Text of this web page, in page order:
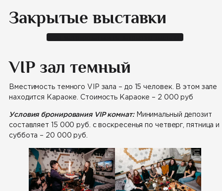
Закрытые выставки
Зарегистрироваться на закрытую выставку
VIP зал темный
Вместимость темного VIP зала – до 15 человек. В этом зале
находится Караоке. Стоимость Караоке – 2 000 руб
Условия бронирования VIP комнат: Минимальный депозит
составляет 15 000 руб. с воскресенья по четверг, пятница и
суббота – 20 000 руб.